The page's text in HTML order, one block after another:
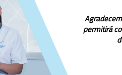
permitirá